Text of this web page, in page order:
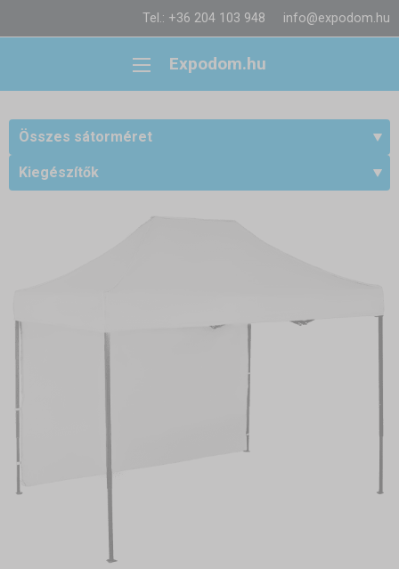
Tel.: +36 204 103 948 info@expodom.hu
Expodom.hu
Összes sátorméret
Kiegészítők